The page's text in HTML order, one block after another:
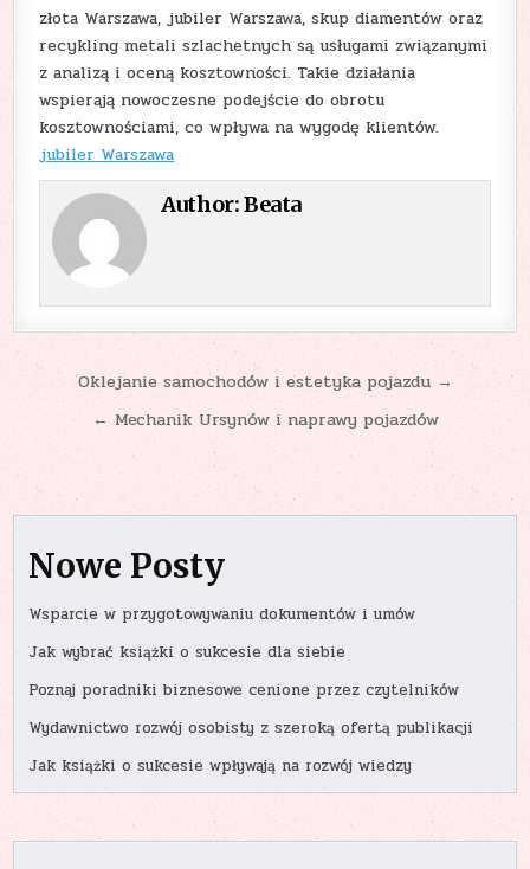
złota Warszawa, jubiler Warszawa, skup diamentów oraz
recykling metali szlachetnych są usługami związanymi
z analizą i oceną kosztowności. Takie działania
wspierają nowoczesne podejście do obrotu
kosztownościami, co wpływa na wygodę klientów.
jubiler Warszawa
Author:Beata
Nawigacja
wpisu
Oklejanie samochodów i estetyka pojazdu →
← Mechanik Ursynów i naprawy pojazdów
Nowe Posty
Wsparcie w przygotowywaniu dokumentów i umów
Jak wybrać książki o sukcesie dla siebie
Poznaj poradniki biznesowe cenione przez czytelników
Wydawnictwo rozwój osobisty z szeroką ofertą publikacji
Jak książki o sukcesie wpływają na rozwój wiedzy